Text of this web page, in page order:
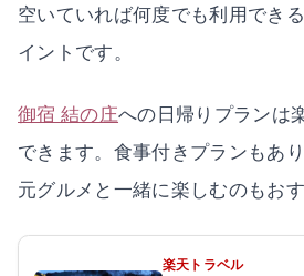
空いていれば何度でも利用でき
イントです。
御宿 結の庄への日帰りプランは
できます。食事付きプランもあ
元グルメと一緒に楽しむのもおす
楽天トラベル